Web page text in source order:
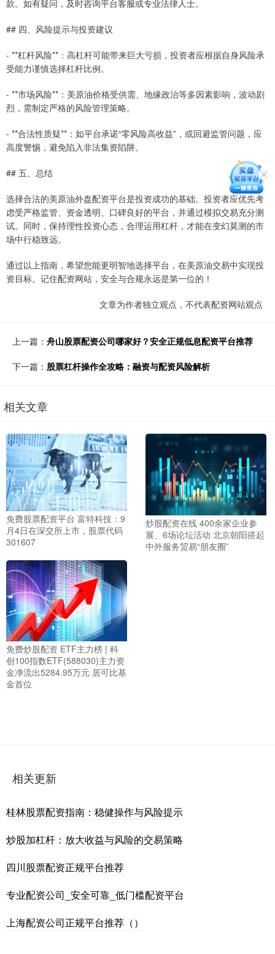
款。如有疑问，及时咨询平台客服或专业法律人士。
## 四、风险提示与投资建议
- **杠杆风险**：高杠杆可能带来巨大亏损，投资者应根据自身风险承
受能力谨慎选择杠杆比例。
- **市场风险**：美原油价格受供需、地缘政治等多因素影响，波动剧
烈，需制定严格的风险管理策略。
- **合法性质疑**：如平台承诺“零风险高收益”，或回避监管问题，应
高度警惕，避免陷入非法集资陷阱。
## 五、总结
选择合法的美原油外盘配资平台是投资成功的基础。投资者应优先考
虑受严格监管、资金透明、口碑良好的平台，并通过模拟交易充分测
试。同时，保持理性投资心态，合理运用杠杆，才能在变幻莫测的市
场中行稳致远。
通过以上指南，希望您能更明智地选择平台，在美原油交易中实现投
资目标。记住配资网站，安全与合规永远是第一位的！
文章为作者独立观点，不代表配资网站观点
上一篇： 舟山股票配资公司哪家好？安全正规低息配资平台推荐
下一篇： 股票杠杆操作全攻略：融资与配资风险解析
相关文章
免费股票配资平台 富特科技：9
月4日在深交所上市，股票代码
301607
炒股配资在线 400余家企业参
展、6场论坛活动 北京朝阳搭起
中外服务贸易“朋友圈”
免费炒股配资 ETF主力榜 | 科
创100指数ETF(588030)主力资
金净流出5284.95万元 居可比基
金首位
相关更新
桂林股票配资指南：稳健操作与风险提示
炒股加杠杆：放大收益与风险的交易策略
四川股票配资正规平台推荐
专业配资公司_安全可靠_低门槛配资平台
上海配资公司正规平台推荐（）